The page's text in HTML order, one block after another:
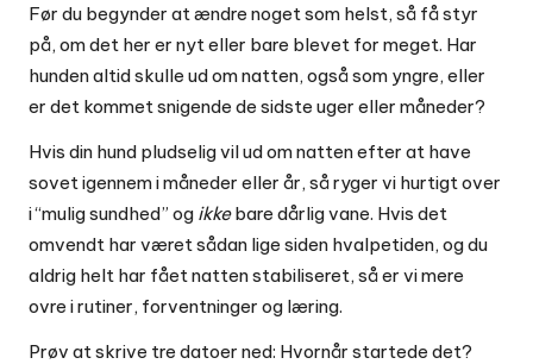
Før du begynder at ændre noget som helst, så få styr
på, om det her er nyt eller bare blevet for meget. Har
hunden altid skulle ud om natten, også som yngre, eller
er det kommet snigende de sidste uger eller måneder?
Hvis din hund pludselig vil ud om natten efter at have
sovet igennem i måneder eller år, så ryger vi hurtigt over
i “mulig sundhed” og ikkebare dårlig vane. Hvis det
omvendt har været sådan lige siden hvalpetiden, og du
aldrig helt har fået natten stabiliseret, så er vi mere
ovre i rutiner, forventninger og læring.
Prøv at skrive tre datoer ned: Hvornår startede det?